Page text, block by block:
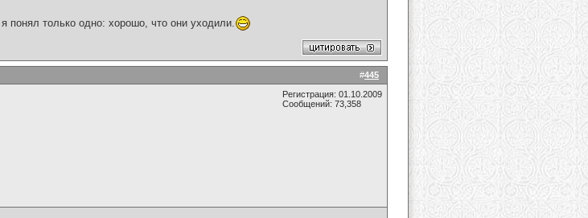
понял только одно: хорошо, что они уходили.
#445
Регистрация: 01.10.2009
Сообщений: 73,358